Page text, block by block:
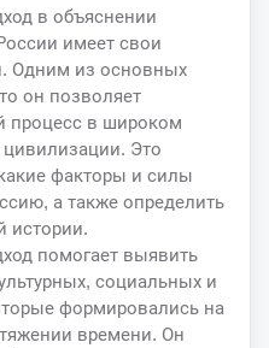
в объяснении
имеет свои
Одним из основных
он позволяет
процесс в широком
цивилизации. Это
факторы и силы
а также определить
истории.
помогает выявить
социальных и
формировались на
времени. Он